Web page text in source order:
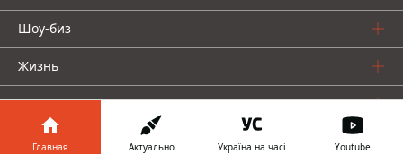
Шоу-биз
Жизнь
О нас
Главная Актуально Україна на часі Youtube